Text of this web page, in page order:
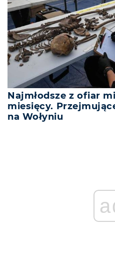
Najmłodsze z ofiar
miesięcy.
na Wołyniu